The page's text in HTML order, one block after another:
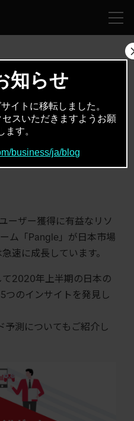
バイルゲーム市場
ーザー獲得に有益なリソ
ム「Pangle」が日本市場
速に成長しています。
2020年上半期の日本の
つのインサイトを発見し
予測についてもご紹介し
知らせ
イトに移転しました。
スいただきますようお願
ます。
business/ja/blog